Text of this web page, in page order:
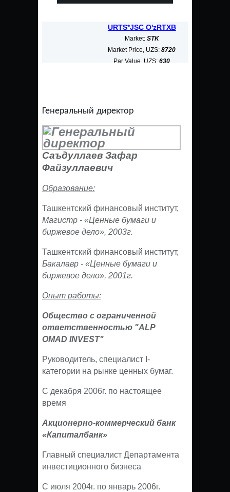
URTS*JSC O'zRTXB
Market:STK
Market Price, UZS:8720
Par Value, UZS:630
Генеральный директор
Саъдуллаев Зафар
Файзуллаевич
Образование:
Ташкентский финансовый институт,
Магистр - «Ценные бумаги и
биржевое дело», 2003г.
Ташкентский финансовый институт,
Бакалавр - «Ценные бумаги и
биржевое дело», 2001г.
Опыт работы:
Общество с ограниченной
ответственностью "ALP
OMAD INVEST"
Руководитель, специалист I-
категории на рынке ценных бумаг.
С декабря 2006г. по настоящее
время
Акционерно-коммерческий банк
«Капиталбанк»
Главный специалист Департамента
инвестиционного бизнеса
С июля 2004г. по январь 2006г.